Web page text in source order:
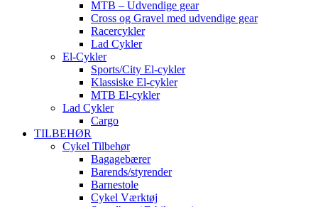
MTB – Udvendige gear
Cross og Gravel med udvendige gear
Racercykler
Lad Cykler
El-Cykler
Sports/City El-cykler
Klassiske El-cykler
MTB El-cykler
Lad Cykler
Cargo
TILBEHØR
Cykel Tilbehør
Bagagebærer
Barends/styrender
Barnestole
Cykel Værktøj